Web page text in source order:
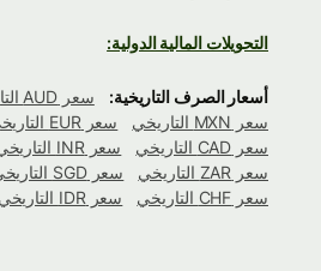
التحويلات المالية الدولية:
أسعار الصرف التاريخية: سعر AUD التاريخي
سعر MXN التاريخي
سعر EUR التاريخي
سعر CAD التاريخي
سعر INR التاريخي
سعر ZAR التاريخي
سعر SGD التاريخي
سعر CHF التاريخي
سعر IDR التاريخي